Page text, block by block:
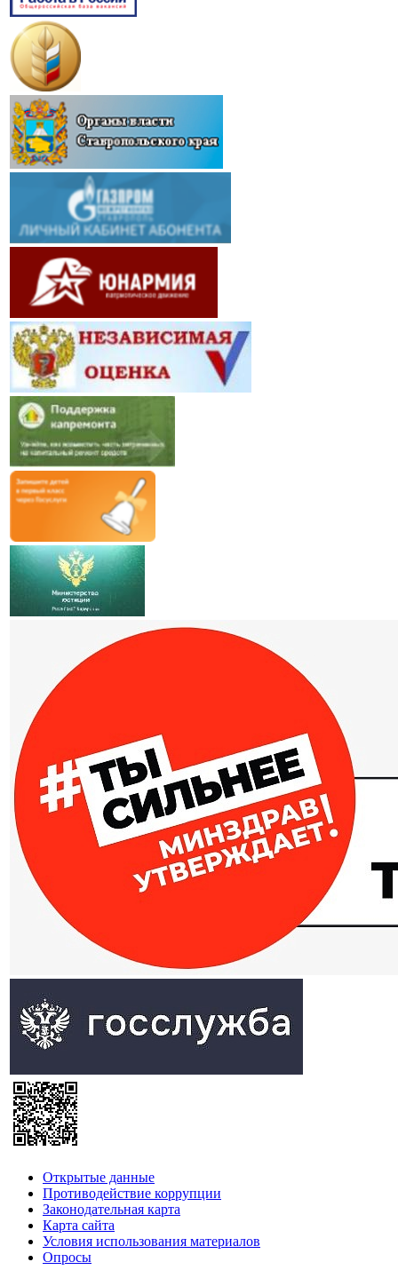
Открытые данные
Противодействие коррупции
Законодательная карта
Карта сайта
Условия использования материалов
Опросы